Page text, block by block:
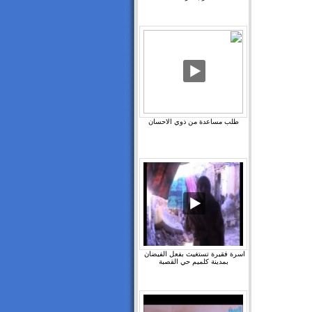
طلب مساعدة من ذوي الاحسان
اسرة فقيرة تستغيث بفعل الفيضان ‫
بمدينة كلميم حي القصبة